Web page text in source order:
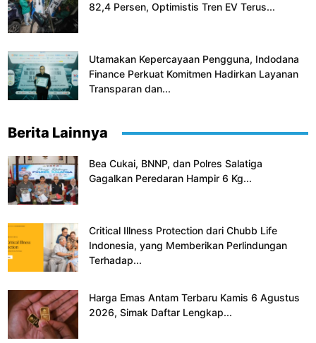
82,4 Persen, Optimistis Tren EV Terus...
Utamakan Kepercayaan Pengguna, Indodana
Finance Perkuat Komitmen Hadirkan Layanan
Transparan dan...
Berita Lainnya
Bea Cukai, BNNP, dan Polres Salatiga
Gagalkan Peredaran Hampir 6 Kg...
Critical Illness Protection dari Chubb Life
Indonesia, yang Memberikan Perlindungan
Terhadap...
Harga Emas Antam Terbaru Kamis 6 Agustus
2026, Simak Daftar Lengkap...